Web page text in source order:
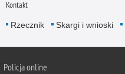
Kontakt
Rzecznik Skargi i wnioski
Policjaonline